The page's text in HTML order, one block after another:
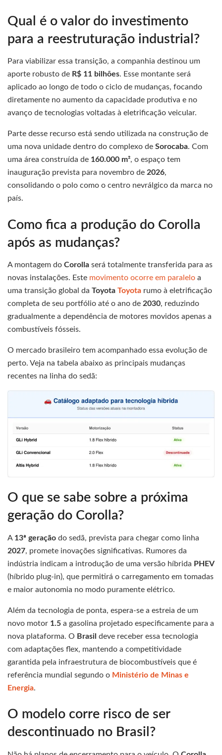
Qual é o valor do investimento
para a reestruturação industrial?
Para viabilizar essa transição, a companhia destinou um
aporte robusto de R$ 11 bilhões. Esse montante será
aplicado ao longo de todo o ciclo de mudanças, focando
diretamente no aumento da capacidade produtiva e no
avanço de tecnologias voltadas à eletrificação veicular.
Parte desse recurso está sendo utilizada na construção de
uma nova unidade dentro do complexo de Sorocaba. Com
uma área construída de 160.000 m², o espaço tem
inauguração prevista para novembro de 2026,
consolidando o polo como o centro nevrálgico da marca no
país.
Como fica a produção do Corolla
após as mudanças?
A montagem do Corolla será totalmente transferida para as
novas instalações. Este movimento ocorre em paralelo a
uma transição global da Toyota Toyota rumo à eletrificação
completa de seu portfólio até o ano de 2030, reduzindo
gradualmente a dependência de motores movidos apenas a
combustíveis fósseis.
O mercado brasileiro tem acompanhado essa evolução de
perto. Veja na tabela abaixo as principais mudanças
recentes na linha do sedã:
O que se sabe sobre a próxima
geração do Corolla?
A 13ª geração do sedã, prevista para chegar como linha
2027, promete inovações significativas. Rumores da
indústria indicam a introdução de uma versão híbrida PHEV
(híbrido plug-in), que permitirá o carregamento em tomadas
e maior autonomia no modo puramente elétrico.
Além da tecnologia de ponta, espera-se a estreia de um
novo motor 1.5 a gasolina projetado especificamente para a
nova plataforma. O Brasil deve receber essa tecnologia
com adaptações flex, mantendo a competitividade
garantida pela infraestrutura de biocombustíveis que é
referência mundial segundo o Ministério de Minas e
Energia.
O modelo corre risco de ser
descontinuado no Brasil?